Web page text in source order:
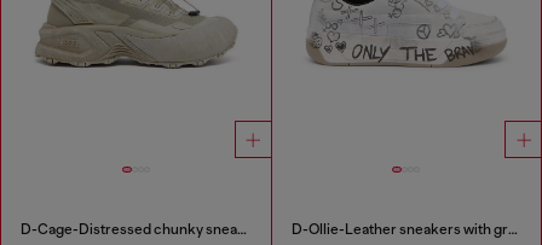
D-Cage-Distressed chunky sneakers in ripstop D-Ollie-Leather sneakers with graffiti print